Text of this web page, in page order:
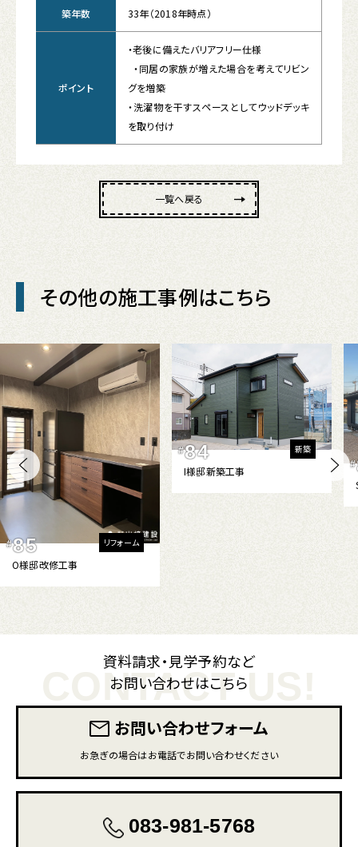
築年数 33年（2018年時点）
ポイント
・老後に備えたバリアフリー仕様
・同居の家族が増えた場合を考えてリビン
グを増築
・洗濯物を干すスペースとしてウッドデッキ
を取り付け
一覧へ戻る
その他の施工事例はこちら
#85 リフォーム
O様邸改修工事
#84 新築
I様邸新築工事
#
CONTACT US!
資料請求・見学予約など
お問い合わせはこちら
083-981-5768
お問い合わせフォーム
お急ぎの場合はお電話でお問い合わせください